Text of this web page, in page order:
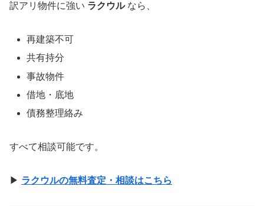
訳アリ物件に強い ラクウルなら、
再建築不可
共有持分
事故物件
借地・底地
債務整理絡み
すべて相談可能です。
▶︎ ラクウルの無料査定・相談はこちら